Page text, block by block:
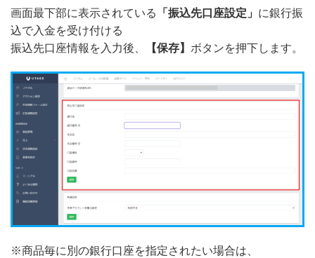
画面最下部に表示されている 「振込先口座設定」 に銀行振
込で入金を受け付ける
振込先口座情報を入力後、
【保存】 ボタンを押下します。
※商品毎に別の銀行口座を指定されたい場合は、